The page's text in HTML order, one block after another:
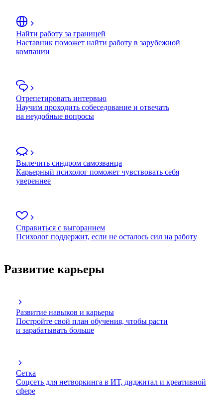
Найти работу за границей
Наставник поможет найти работу в зарубежной
компании
Отрепетировать интервью
Научим проходить собеседование и отвечать
на неудобные вопросы
Вылечить синдром самозванца
Карьерный психолог поможет чувствовать себя
увереннее
Справиться с выгоранием
Психолог поддержит, если не осталось сил на работу
Развитие карьеры
Развитие навыков и карьеры
Постройте свой план обучения, чтобы расти
и зарабатывать больше
Сетка
Соцсеть для нетворкинга в ИТ, диджитал и креативной
сфере